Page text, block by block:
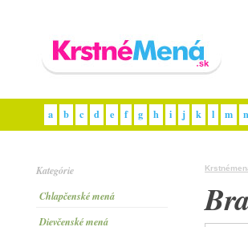
a b c d e f g h i j k l m n
Kategórie
Chlapčenské mená
Dievčenské mená